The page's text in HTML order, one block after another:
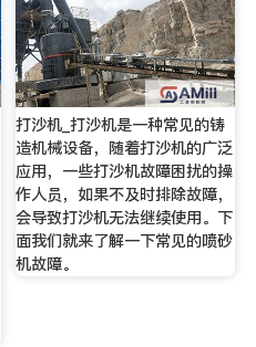
打沙机_打沙机是一种常见的铸
造机械设备，随着打沙机的广泛
应用，一些打沙机故障困扰的操
作人员，如果不及时排除故障，
会导致打沙机无法继续使用。下
面我们就来了解一下常见的喷砂
机故障。